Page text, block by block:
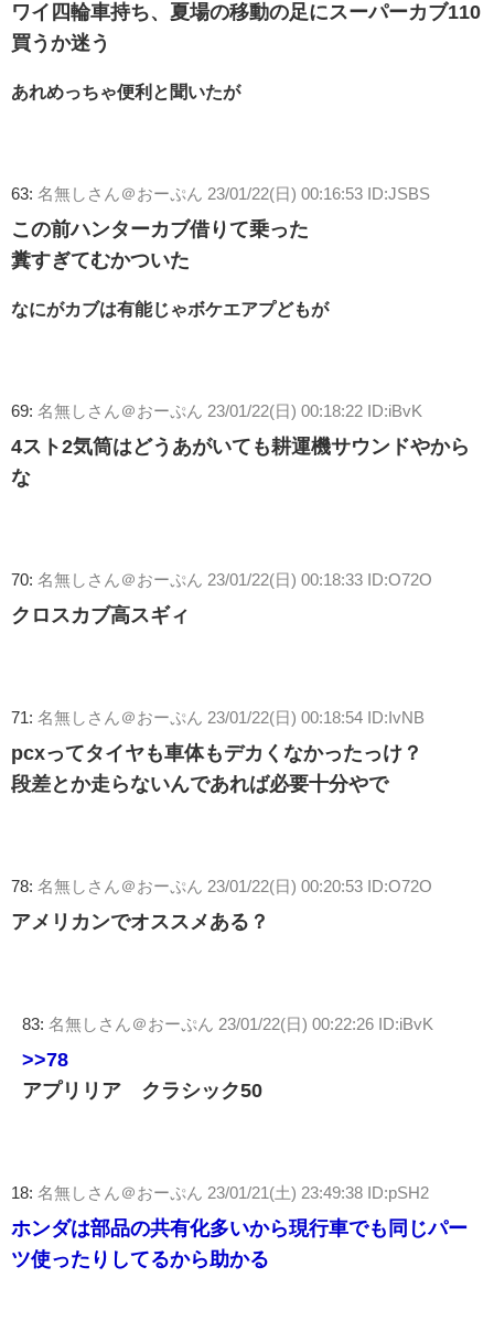
ワイ四輪車持ち、夏場の移動の足にスーパーカブ110
買うか迷う
あれめっちゃ便利と聞いたが
63: 名無しさん＠おーぷん 23/01/22(日) 00:16:53 ID:JSBS
この前ハンターカブ借りて乗った
糞すぎてむかついた
なにがカブは有能じゃボケエアプどもが
69: 名無しさん＠おーぷん 23/01/22(日) 00:18:22 ID:iBvK
4スト2気筒はどうあがいても耕運機サウンドやから
な
70: 名無しさん＠おーぷん 23/01/22(日) 00:18:33 ID:O72O
クロスカブ高スギィ
71: 名無しさん＠おーぷん 23/01/22(日) 00:18:54 ID:IvNB
pcxってタイヤも車体もデカくなかったっけ？
段差とか走らないんであれば必要十分やで
78: 名無しさん＠おーぷん 23/01/22(日) 00:20:53 ID:O72O
アメリカンでオススメある？
83: 名無しさん＠おーぷん 23/01/22(日) 00:22:26 ID:iBvK
>>78
アプリリア クラシック50
18: 名無しさん＠おーぷん 23/01/21(土) 23:49:38 ID:pSH2
ホンダは部品の共有化多いから現行車でも同じパー
ツ使ったりしてるから助かる